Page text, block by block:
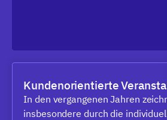
Kundenorientierte
In den vergangenen Jahren
insbesondere durch die